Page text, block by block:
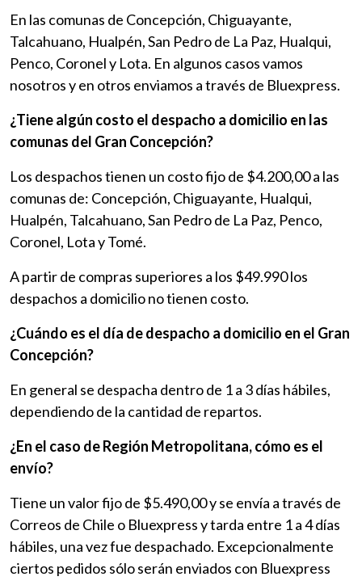
En las comunas de Concepción, Chiguayante,
Talcahuano, Hualpén, San Pedro de La Paz, Hualqui,
Penco, Coronel y Lota. En algunos casos vamos
nosotros y en otros enviamos a través de Bluexpress.
¿Tiene algún costo el despacho a domicilio en las
comunas del Gran Concepción?
Los despachos tienen un costo fijo de $4.200,00 a las
comunas de: Concepción, Chiguayante, Hualqui,
Hualpén, Talcahuano, San Pedro de La Paz, Penco,
Coronel, Lota y Tomé.
A partir de compras superiores a los $49.990 los
despachos a domicilio no tienen costo.
¿Cuándo es el día de despacho a domicilio en el Gran
Concepción?
En general se despacha dentro de 1 a 3 días hábiles,
dependiendo de la cantidad de repartos.
¿En el caso de Región Metropolitana, cómo es el
envío?
Tiene un valor fijo de $5.490,00 y se envía a través de
Correos de Chile o Bluexpress y tarda entre 1 a 4 días
hábiles, una vez fue despachado. Excepcionalmente
ciertos pedidos sólo serán enviados con Bluexpress